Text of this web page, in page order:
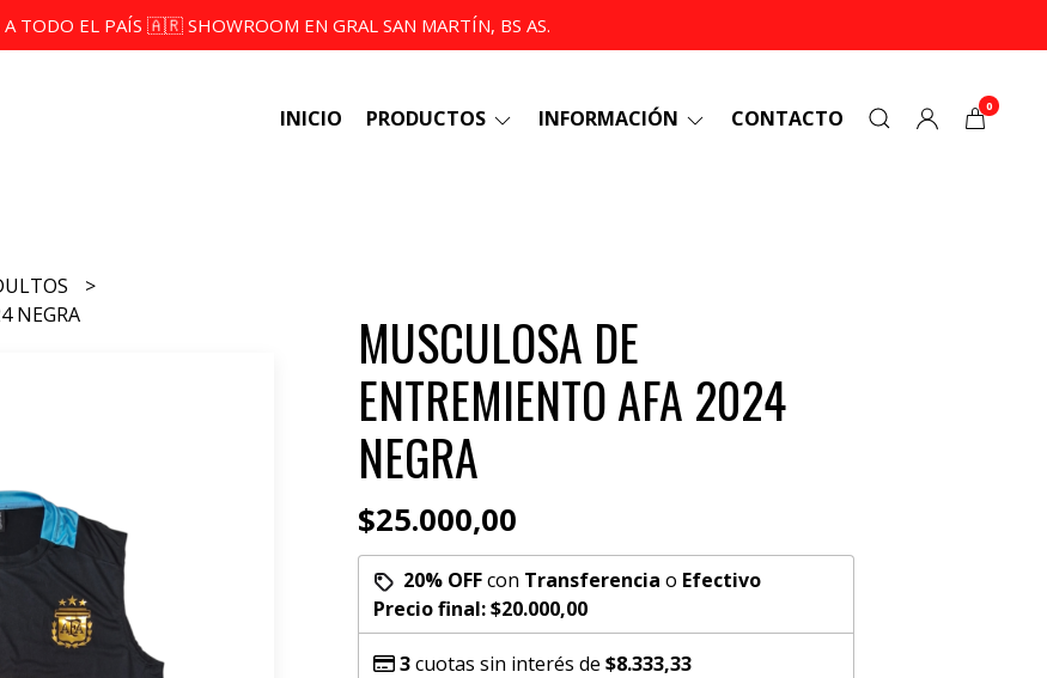
A TODO EL PAÍS 🇦🇷 SHOWROOM EN GRAL SAN MARTÍN, BS AS.
INICIO PRODUCTOS INFORMACIÓN CONTACTO 0
NEGRA
MUSCULOSA DE
ENTREMIENTO AFA 2024
NEGRA
$25.000,00
20% OFFcon Transferencia o Efectivo
Precio final:$20.000,00
3cuotas sin interés de $8.333,33